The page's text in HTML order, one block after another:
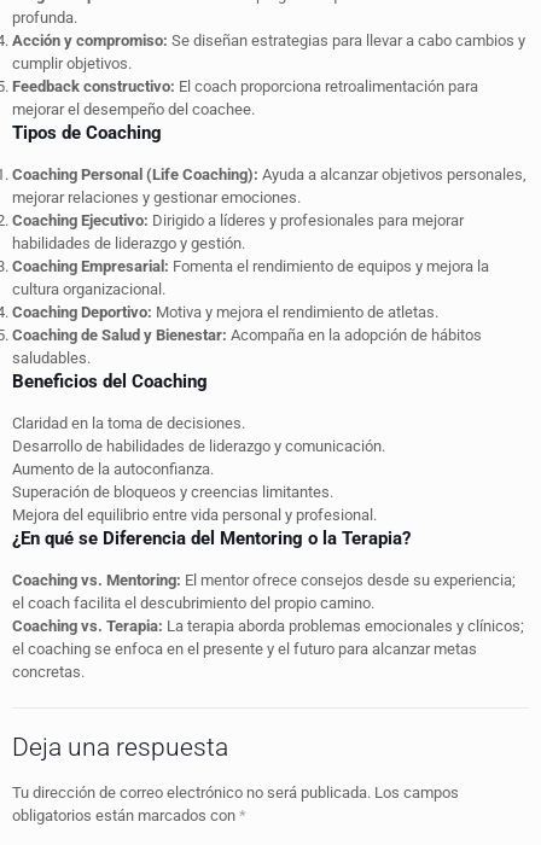
profunda.
Acción y compromiso: Se diseñan estrategias para llevar a cabo cambios y
cumplir objetivos.
Feedback constructivo: El coach proporciona retroalimentación para
mejorar el desempeño del coachee.
Tipos de Coaching
Coaching Personal (Life Coaching): Ayuda a alcanzar objetivos personales,
mejorar relaciones y gestionar emociones.
Coaching Ejecutivo: Dirigido a líderes y profesionales para mejorar
habilidades de liderazgo y gestión.
Coaching Empresarial: Fomenta el rendimiento de equipos y mejora la
cultura organizacional.
Coaching Deportivo: Motiva y mejora el rendimiento de atletas.
Coaching de Salud y Bienestar: Acompaña en la adopción de hábitos
saludables.
Beneficios del Coaching
Claridad en la toma de decisiones.
Desarrollo de habilidades de liderazgo y comunicación.
Aumento de la autoconfianza.
Superación de bloqueos y creencias limitantes.
Mejora del equilibrio entre vida personal y profesional.
¿En qué se Diferencia del Mentoring o la Terapia?
Coaching vs. Mentoring: El mentor ofrece consejos desde su experiencia;
el coach facilita el descubrimiento del propio camino.
Coaching vs. Terapia: La terapia aborda problemas emocionales y clínicos;
el coaching se enfoca en el presente y el futuro para alcanzar metas
concretas.
Deja una respuesta
Tu dirección de correo electrónico no será publicada. Los campos
obligatorios están marcados con *